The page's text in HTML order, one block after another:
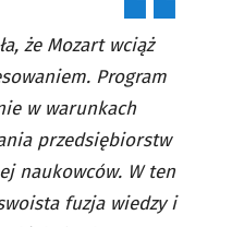
że Mozart wciąż
Program
w warunkach
przedsiębiorstw
naukowców. W ten
fuzja wiedzy i